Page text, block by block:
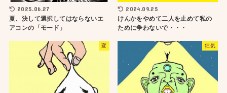
2025.06.27
夏、決して選択してはならないエ
アコンの「モード」
2024.09.25
けんかをやめて二人を止めて私の
ために争わないで・・・
変 狂気